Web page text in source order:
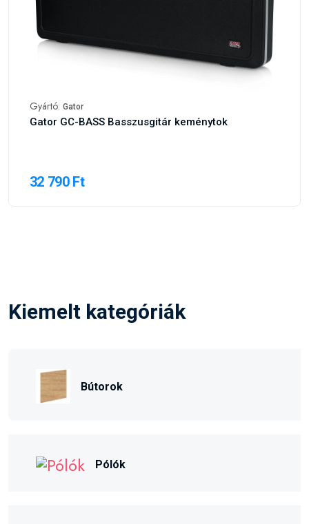
Gyártó: Gator
Gator GC-BASS Basszusgitár keménytok
32 790 Ft
Kiemelt kategóriák
Bútorok
Pólók